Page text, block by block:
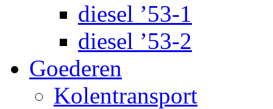
diesel ’53-1
diesel ’53-2
Goederen
Kolentransport